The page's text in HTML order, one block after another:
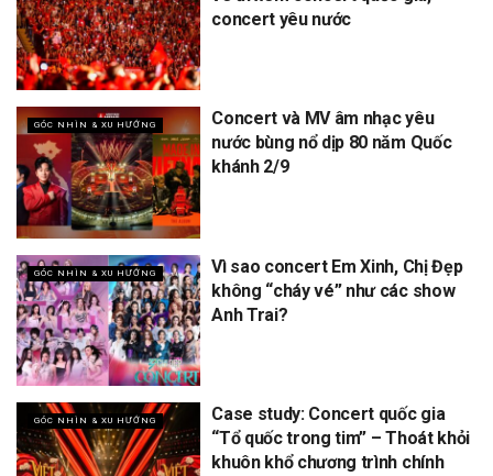
concert yêu nước
GÓC NHÌN & XU HƯỚNG
Concert và MV âm nhạc yêu
nước bùng nổ dịp 80 năm Quốc
khánh 2/9
GÓC NHÌN & XU HƯỚNG
Vì sao concert Em Xinh, Chị Đẹp
không “cháy vé” như các show
Anh Trai?
GÓC NHÌN & XU HƯỚNG
Case study: Concert quốc gia
“Tổ quốc trong tim” – Thoát khỏi
khuôn khổ chương trình chính